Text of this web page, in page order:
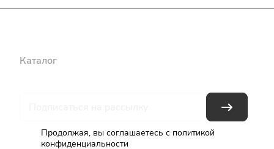
Каталог
Продолжая, вы соглашаетесь с политикой
конфиденциальности